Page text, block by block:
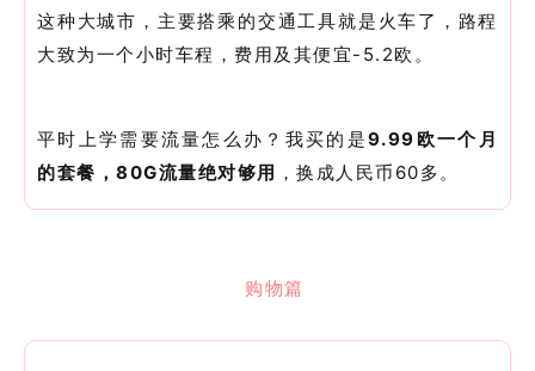
这种大城市，主要搭乘的交通工具就是火车了，路程
大致为一个小时车程，费用及其便宜-5.2欧。
平时上学需要流量怎么办？我买的是9.99欧一个月
的套餐，80G流量绝对够用 ，换成人民币60多。
购物篇